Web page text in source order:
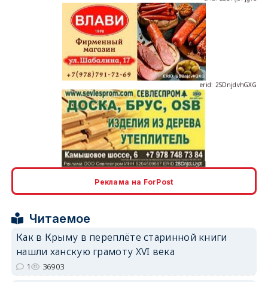
erid: 2SDnjdvhGXG
Реклама на ForPost
Читаемое
Как в Крыму в переплёте старинной книги
нашли ханскую грамоту XVI века
1 36903